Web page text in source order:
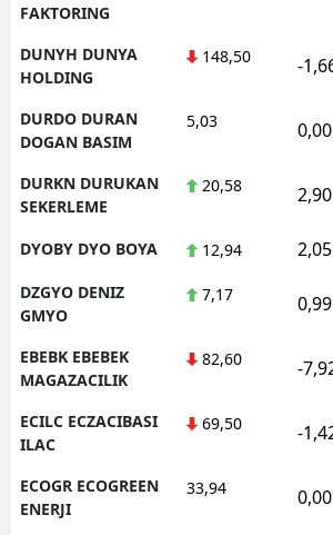
FAKTORING
DUNYH DUNYA
HOLDING
148,50 -
DURDO DURAN
DOGAN BASIM
5,03 0,00
DURKN DURUKAN
SEKERLEME
20,58 2,90
DYOBY DYO BOYA 12,94 2,05
DZGYO DENIZ
GMYO
7,17 0,99
EBEBK EBEBEK
MAGAZACILIK
82,60 -
ECILC ECZACIBASI
ILAC
69,50 -
ECOGR ECOGREEN
ENERJI
33,94 0,00